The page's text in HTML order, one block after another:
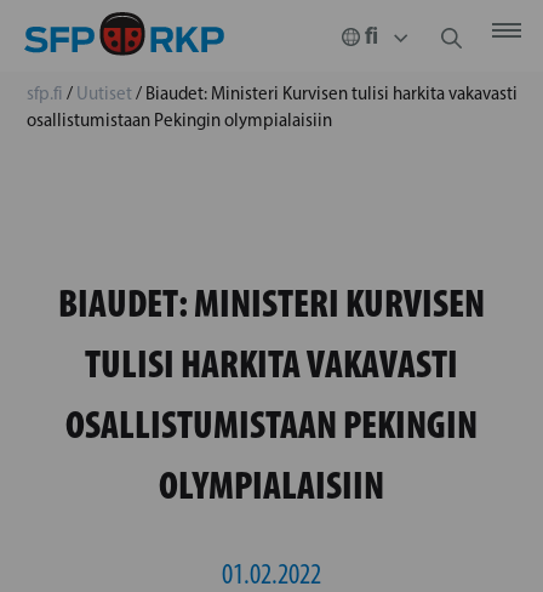
sfp.fi / Uutiset/ Biaudet: Ministeri Kurvisen tulisi harkita vakavasti
osallistumistaan Pekingin olympialaisiin
BIAUDET: MINISTERI KURVISEN
TULISI HARKITA VAKAVASTI
OSALLISTUMISTAAN PEKINGIN
OLYMPIALAISIIN
01.02.2022